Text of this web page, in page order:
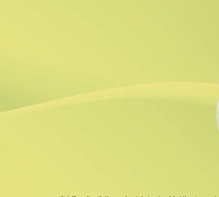
【淨零好pod】從淨零減碳到競爭力 台灣的路
2024/07/05 15:33